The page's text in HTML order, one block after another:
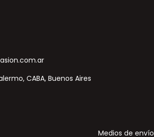
CABA, Buenos Aires
Medios de envío